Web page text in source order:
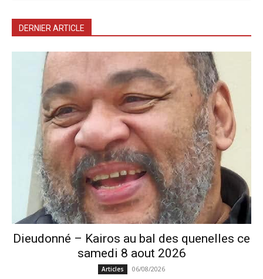
DERNIER ARTICLE
Dieudonné – Kairos au bal des quenelles ce
samedi 8 aout 2026
Articles 06/08/2026